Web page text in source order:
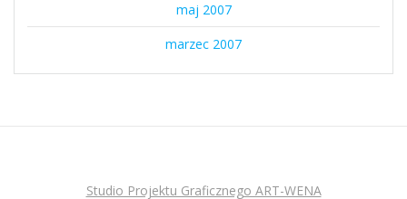
maj 2007
marzec 2007
Studio Projektu Graficznego ART-WENA